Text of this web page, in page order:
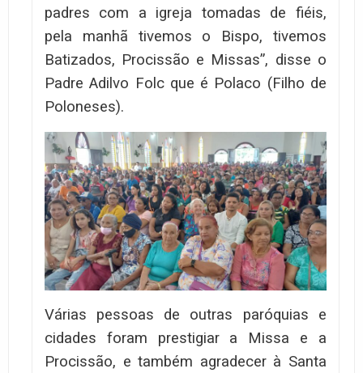
padres com a igreja tomadas de fiéis,
pela manhã tivemos o Bispo, tivemos
Batizados, Procissão e Missas”, disse o
Padre Adilvo Folc que é Polaco (Filho de
Poloneses).
Várias pessoas de outras paróquias e
cidades foram prestigiar a Missa e a
Procissão, e também agradecer à Santa